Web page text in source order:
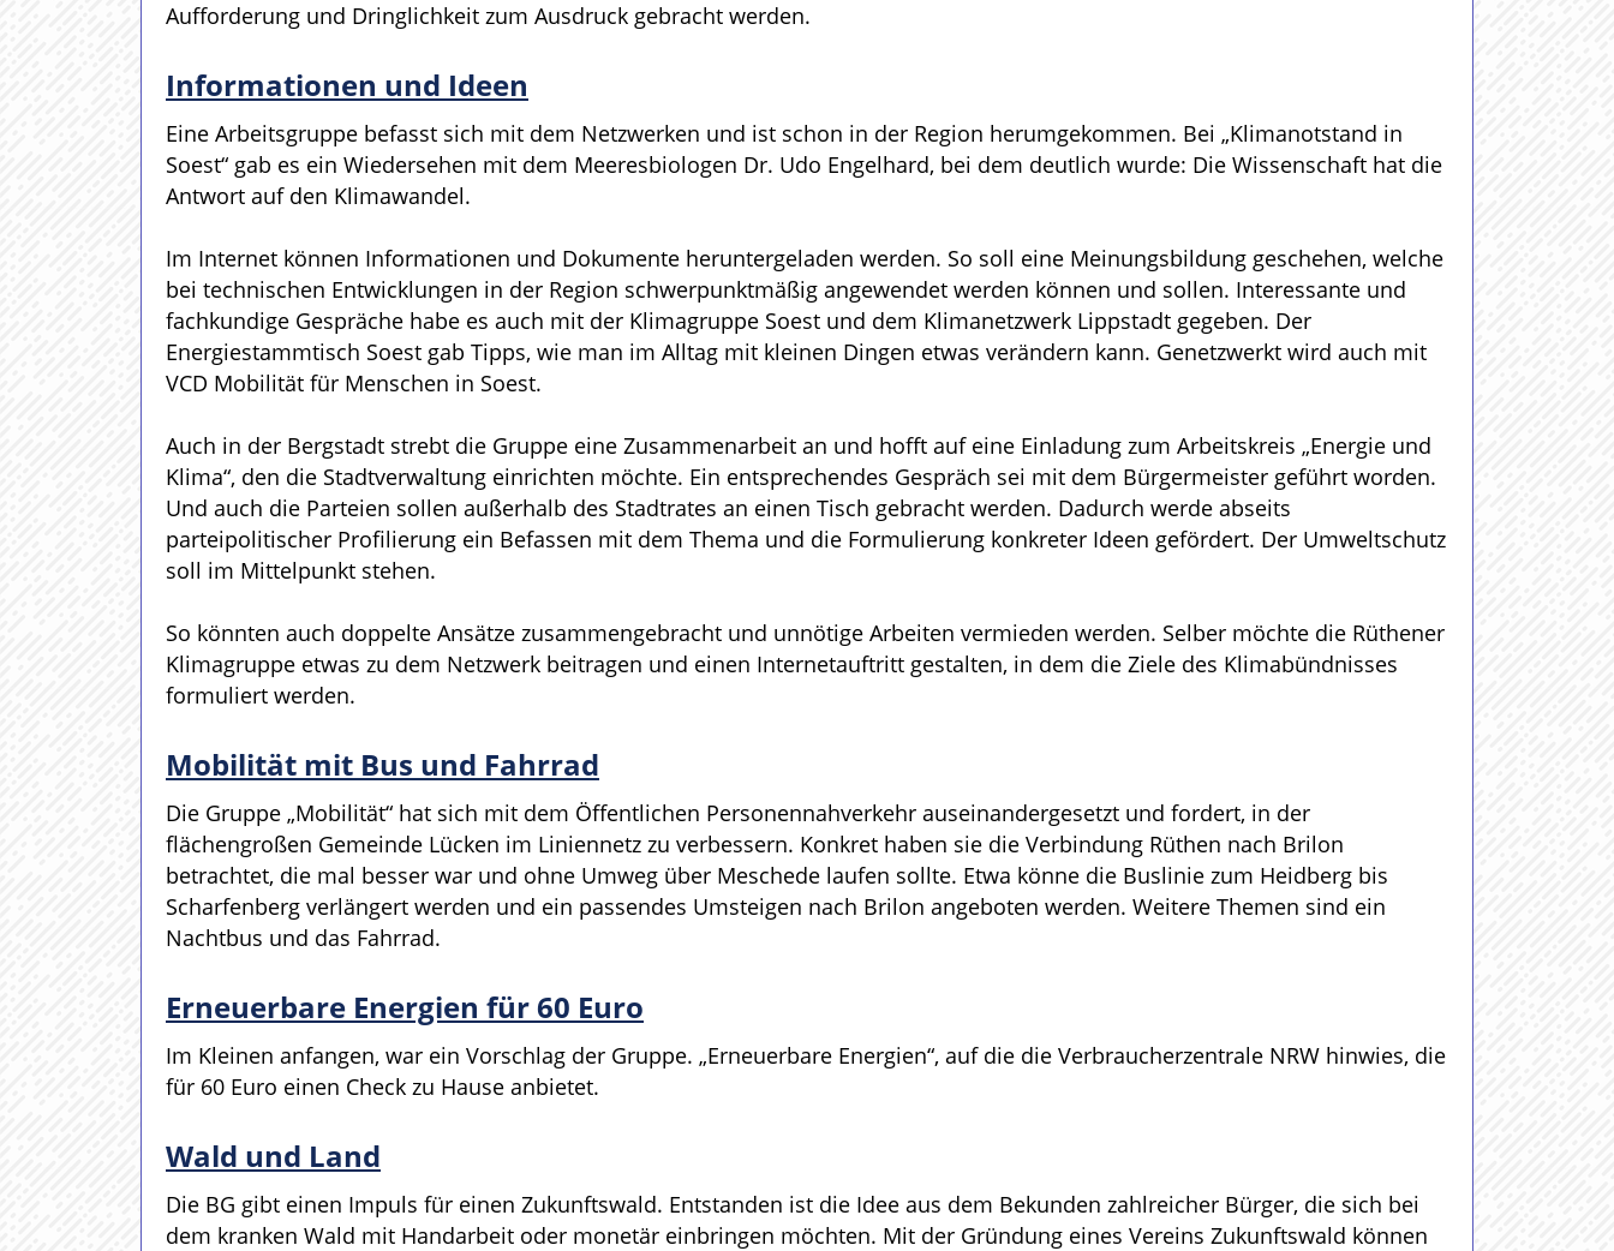
Aufforderung und Dringlichkeit zum Ausdruck gebracht werden.
Informationen und Ideen
Eine Arbeitsgruppe befasst sich mit dem Netzwerken und ist schon in der Region herumgekommen. Bei „Klimanotstand in
Soest“ gab es ein Wiedersehen mit dem Meeresbiologen Dr. Udo Engelhard, bei dem deutlich wurde: Die Wissenschaft hat die
Antwort auf den Klimawandel.
Im Internet können Informationen und Dokumente heruntergeladen werden. So soll eine Meinungsbildung geschehen, welche
bei technischen Entwicklungen in der Region schwerpunktmäßig angewendet werden können und sollen. Interessante und
fachkundige Gespräche habe es auch mit der Klimagruppe Soest und dem Klimanetzwerk Lippstadt gegeben. Der
Energiestammtisch Soest gab Tipps, wie man im Alltag mit kleinen Dingen etwas verändern kann. Genetzwerkt wird auch mit
VCD Mobilität für Menschen in Soest.
Auch in der Bergstadt strebt die Gruppe eine Zusammenarbeit an und hofft auf eine Einladung zum Arbeitskreis „Energie und
Klima“, den die Stadtverwaltung einrichten möchte. Ein entsprechendes Gespräch sei mit dem Bürgermeister geführt worden.
Und auch die Parteien sollen außerhalb des Stadtrates an einen Tisch gebracht werden. Dadurch werde abseits
parteipolitischer Profilierung ein Befassen mit dem Thema und die Formulierung konkreter Ideen gefördert. Der Umweltschutz
soll im Mittelpunkt stehen.
So könnten auch doppelte Ansätze zusammengebracht und unnötige Arbeiten vermieden werden. Selber möchte die Rüthener
Klimagruppe etwas zu dem Netzwerk beitragen und einen Internetauftritt gestalten, in dem die Ziele des Klimabündnisses
formuliert werden.
Mobilität mit Bus und Fahrrad
Die Gruppe „Mobilität“ hat sich mit dem Öffentlichen Personennahverkehr auseinandergesetzt und fordert, in der
flächengroßen Gemeinde Lücken im Liniennetz zu verbessern. Konkret haben sie die Verbindung Rüthen nach Brilon
betrachtet, die mal besser war und ohne Umweg über Meschede laufen sollte. Etwa könne die Buslinie zum Heidberg bis
Scharfenberg verlängert werden und ein passendes Umsteigen nach Brilon angeboten werden. Weitere Themen sind ein
Nachtbus und das Fahrrad.
Erneuerbare Energien für 60 Euro
Im Kleinen anfangen, war ein Vorschlag der Gruppe. „Erneuerbare Energien“, auf die die Verbraucherzentrale NRW hinwies, die
für 60 Euro einen Check zu Hause anbietet.
Wald und Land
Die BG gibt einen Impuls für einen Zukunftswald. Entstanden ist die Idee aus dem Bekunden zahlreicher Bürger, die sich bei
dem kranken Wald mit Handarbeit oder monetär einbringen möchten. Mit der Gründung eines Vereins Zukunftswald können